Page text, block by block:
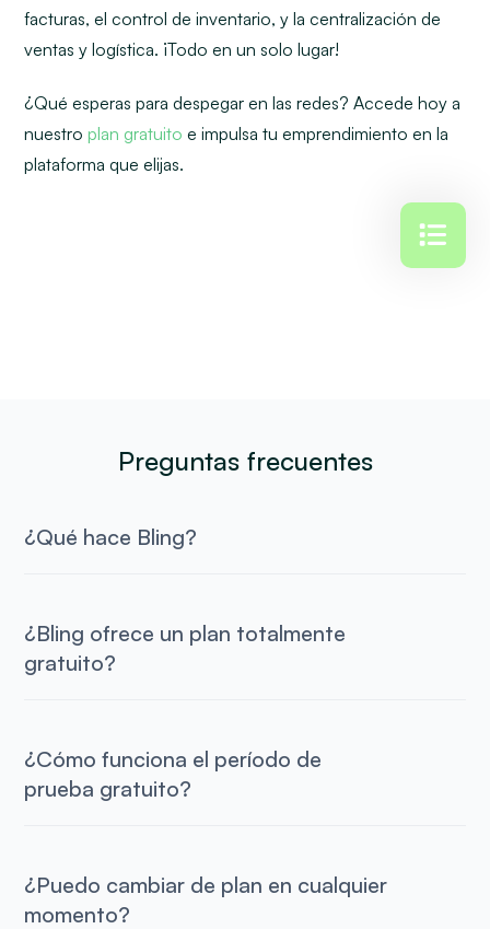
facturas, el control de inventario, y la centralización de
ventas y logística. ¡Todo en un solo lugar!
¿Qué esperas para despegar en las redes? Accede hoy a
nuestroplan gratuito e impulsa tu emprendimiento en la
plataforma que elijas.
Preguntas frecuentes
¿Qué hace Bling?
¿Bling ofrece un plan totalmente
gratuito?
¿Cómo funciona el período de
prueba gratuito?
¿Puedo cambiar de plan en cualquier
momento?